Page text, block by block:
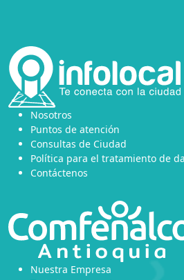
Nosotros
Puntos de atención
Consultas de Ciudad
Política para el tratamiento de
Contáctenos
Nuestra Empresa